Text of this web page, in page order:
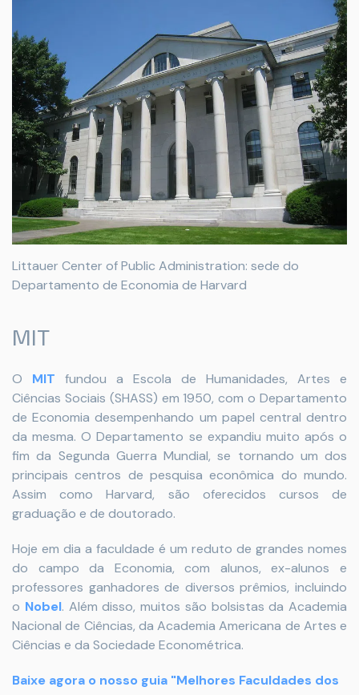
Littauer Center of Public Administration: sede do
Departamento de Economia de Harvard
MIT
O MIT fundou a Escola de Humanidades, Artes e
Ciências Sociais (SHASS) em 1950, com o Departamento
de Economia desempenhando um papel central dentro
da mesma. O Departamento se expandiu muito após o
fim da Segunda Guerra Mundial, se tornando um dos
principais centros de pesquisa econômica do mundo.
Assim como Harvard, são oferecidos cursos de
graduação e de doutorado.
Hoje em dia a faculdade é um reduto de grandes nomes
do campo da Economia, com alunos, ex-alunos e
professores ganhadores de diversos prêmios, incluindo
o Nobel. Além disso, muitos são bolsistas da Academia
Nacional de Ciências, da Academia Americana de Artes e
Ciências e da Sociedade Econométrica.
Baixe agora o nosso guia "Melhores Faculdades dos